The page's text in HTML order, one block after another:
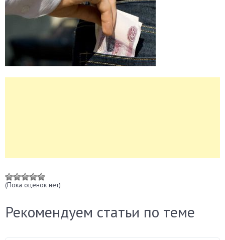
(Пока оценок нет)
Рекомендуем статьи по теме